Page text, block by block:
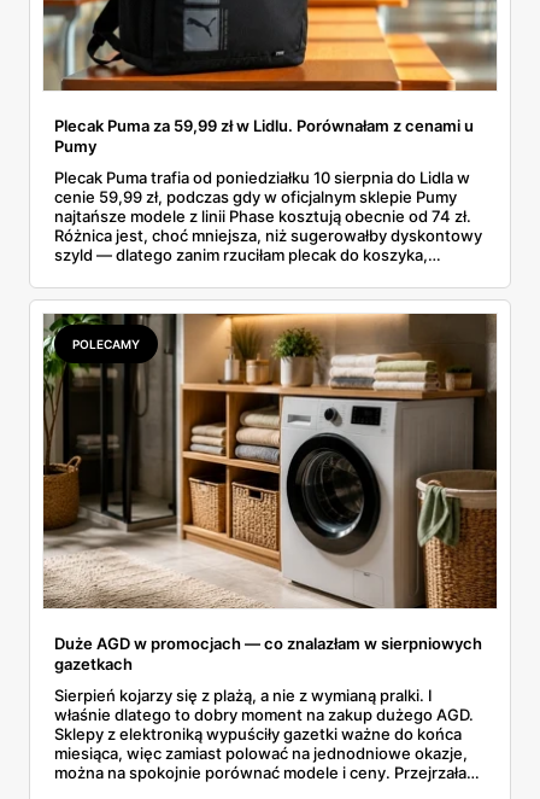
Plecak Puma za 59,99 zł w Lidlu. Porównałam z cenami u
Pumy
Plecak Puma trafia od poniedziałku 10 sierpnia do Lidla w
cenie 59,99 zł, podczas gdy w oficjalnym sklepie Pumy
najtańsze modele z linii Phase kosztują obecnie od 74 zł.
Różnica jest, choć mniejsza, niż sugerowałby dyskontowy
szyld — dlatego zanim rzuciłam plecak do koszyka,
rozpiska: co dokładnie sprzedaje Lidl, ile kosztują
odpowiedniki u producenta i komu ten zakup naprawdę
się opłaci.
POLECAMY
Duże AGD w promocjach — co znalazłam w sierpniowych
gazetkach
Sierpień kojarzy się z plażą, a nie z wymianą pralki. I
właśnie dlatego to dobry moment na zakup dużego AGD.
Sklepy z elektroniką wypuściły gazetki ważne do końca
miesiąca, więc zamiast polować na jednodniowe okazje,
można na spokojnie porównać modele i ceny. Przejrzałam